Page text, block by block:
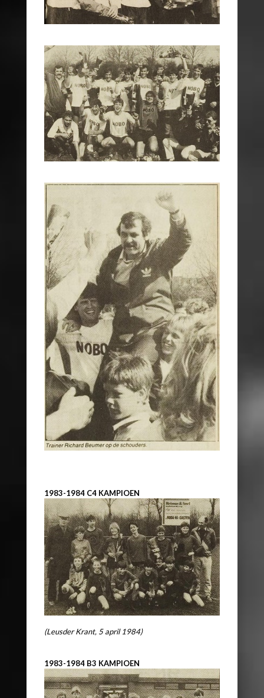
1983-1984 C4 KAMPIOEN
(Leusder Krant, 5 april 1984)
1983-1984 B3 KAMPIOEN